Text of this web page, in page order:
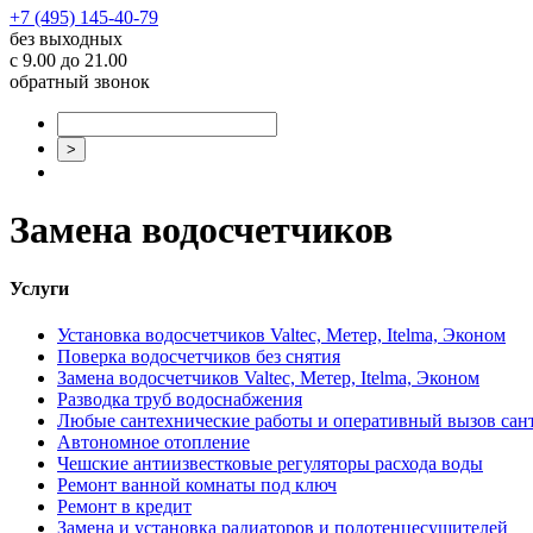
+7 (495) 145-40-79
без выходных
с 9.00 до 21.00
обратный звонок
Замена водосчетчиков
Услуги
Установка водосчетчиков Valtec, Метер, Itelma, Эконом
Поверка водосчетчиков без снятия
Замена водосчетчиков Valtec, Метер, Itelma, Эконом
Разводка труб водоснабжения
Любые сантехнические работы и оперативный вызов
Автономное отопление
Чешские антиизвестковые регуляторы расхода воды
Ремонт ванной комнаты под ключ
Ремонт в кредит
Замена и установка радиаторов и полотенцесушителей